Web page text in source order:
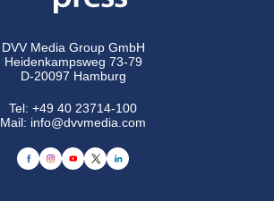
DVV Media Group GmbH
Heidenkampsweg 73-79
D-20097 Hamburg
Tel:+49 40 23714-100
Mail: info@dvvmedia.com